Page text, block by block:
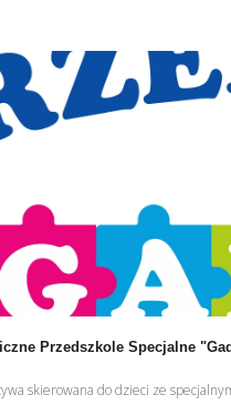
Przedszkole Specjalne
skierowana do dzieci ze